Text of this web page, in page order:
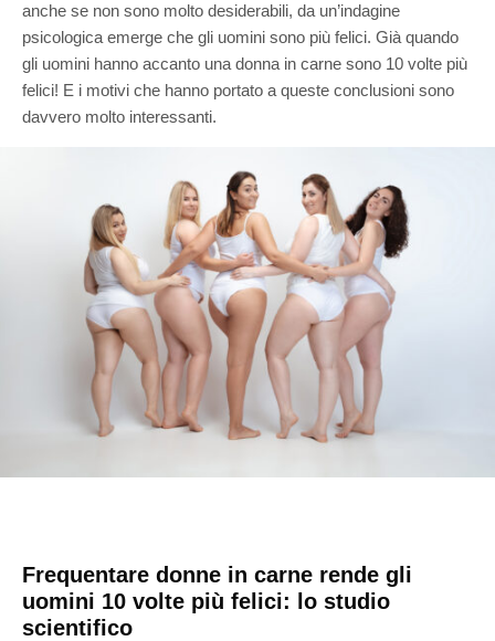
anche se non sono molto desiderabili, da un’indagine
psicologica emerge che gli uomini sono più felici. Già quando
gli uomini hanno accanto una donna in carne sono 10 volte più
felici! E i motivi che hanno portato a queste conclusioni sono
davvero molto interessanti.
Frequentare donne in carne rende gli
uomini 10 volte più felici: lo studio
scientifico